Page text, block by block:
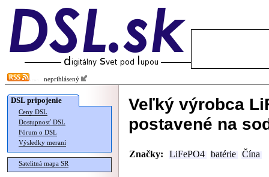
neprihlásený
DSL pripojenie
Ceny DSL
Dostupnosť DSL
Fórum o DSL
Výsledky meraní
Satelitná mapa SR
Veľký výrobca
postavené na
Značky: LiFePO4 batérie Čína